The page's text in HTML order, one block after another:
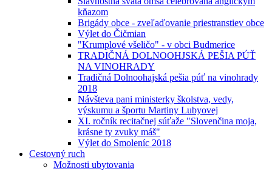
kňazom
Brigády obce - zveľaďovanie priestranstiev obce
Výlet do Čičmian
"Krumplové všeličo" - v obci Budmerice
TRADIČNÁ DOLNOOHJSKÁ PEŠIA PÚŤ
NA VINOHRADY
Tradičná Dolnoohajská pešia púť na vinohrady
2018
Návšteva pani ministerky školstva, vedy,
výskumu a športu Martiny Lubyovej
XI. ročník recitačnej súťaže "Slovenčina moja,
krásne ty zvuky máš"
Výlet do Smoleníc 2018
Cestovný ruch
Možnosti ubytovania